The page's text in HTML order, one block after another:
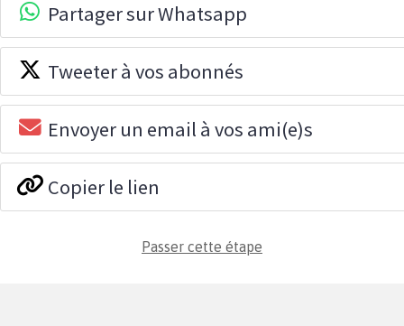
Partager sur Whatsapp
Tweeter à vos abonnés
Envoyer un email à vos ami(e)s
Copier le lien
Passer cette étape